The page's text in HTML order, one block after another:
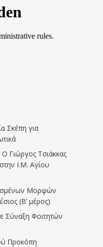
Σκέπη για
Γιώργος Τσιάκκας
Ι.Μ. Αγίου
Μορφών
(Β’ μέρος)
Σύναξη Φοιτητών
Προκόπη